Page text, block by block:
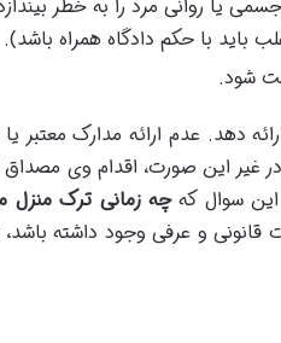
یا روانی مرد را به خطر
با حکم دادگاه همراه باشد).
شود.
دهد. عدم ارائه مدارک معتبر
غیر این صورت، اقدام وی مصداق
این سوال کهچه زمانی ترک منزل
قانونی و عرفی وجود داشته